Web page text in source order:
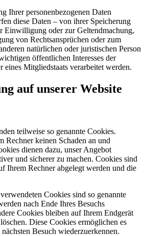
Ihrer personenbezogenen Daten
diese Daten – von ihrer Speicherung
Einwilligung oder zur Geltendmachung,
von Rechtsansprüchen oder zum
natürlichen oder juristischen Person
öffentlichen Interesses der
eines Mitgliedstaats verarbeitet werden.
auf unserer Website
teilweise so genannte Cookies.
Rechner keinen Schaden an und
dienen dazu, unser Angebot
und sicherer zu machen. Cookies sind
Ihrem Rechner abgelegt werden und die
Cookies sind so genannte
nach Ende Ihres Besuchs
Cookies bleiben auf Ihrem Endgerät
Diese Cookies ermöglichen es
Besuch wiederzuerkennen.